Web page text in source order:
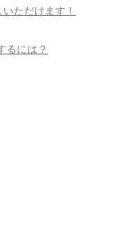
ただけます！
るには？